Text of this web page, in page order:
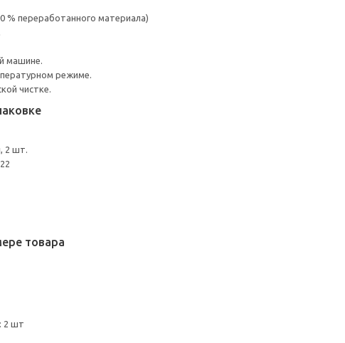
% переработанного материала)
машине.
режиме.
чистке.
2 шт.
товара
2 шт